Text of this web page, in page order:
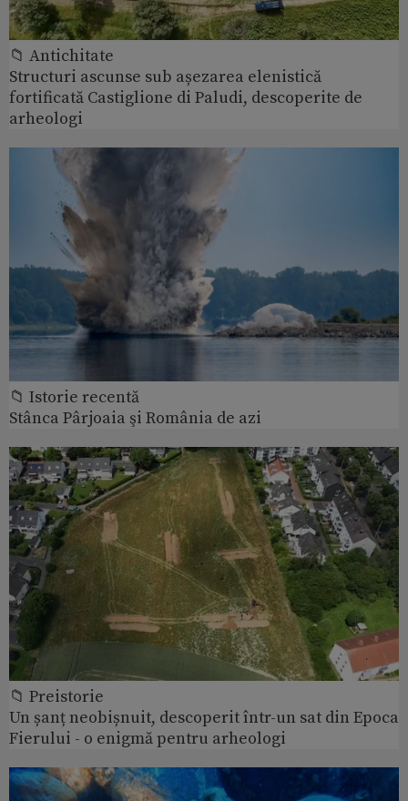
📁 Antichitate
Structuri ascunse sub așezarea elenistică
fortificată Castiglione di Paludi, descoperite de
arheologi
📁 Istorie recentă
Stânca Pârjoaia şi România de azi
📁 Preistorie
Un șanț neobișnuit, descoperit într-un sat din Epoca
Fierului - o enigmă pentru arheologi